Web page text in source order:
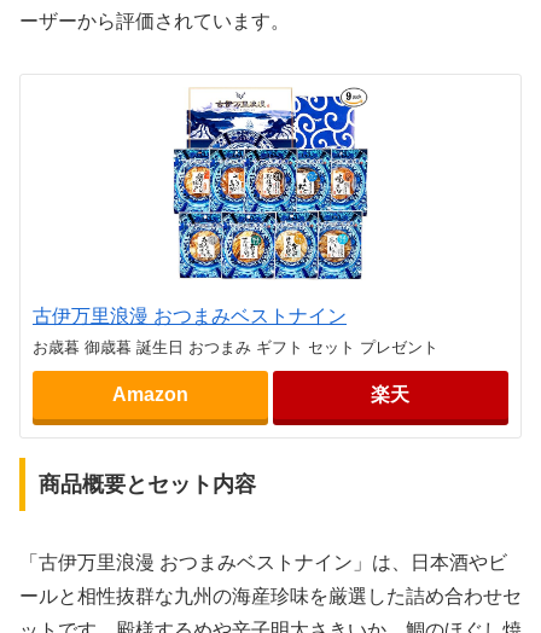
ーザーから評価されています。
古伊万里浪漫 おつまみベストナイン
お歳暮 御歳暮 誕生日 おつまみ ギフト セット プレゼント
Amazon 楽天
商品概要とセット内容
「古伊万里浪漫 おつまみベストナイン」は、日本酒やビ
ールと相性抜群な九州の海産珍味を厳選した詰め合わせセ